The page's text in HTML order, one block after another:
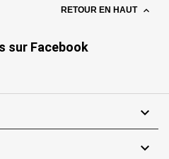
RETOUR EN HAUT 
sur Facebook

